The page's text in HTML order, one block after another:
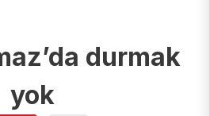
durmak
yok